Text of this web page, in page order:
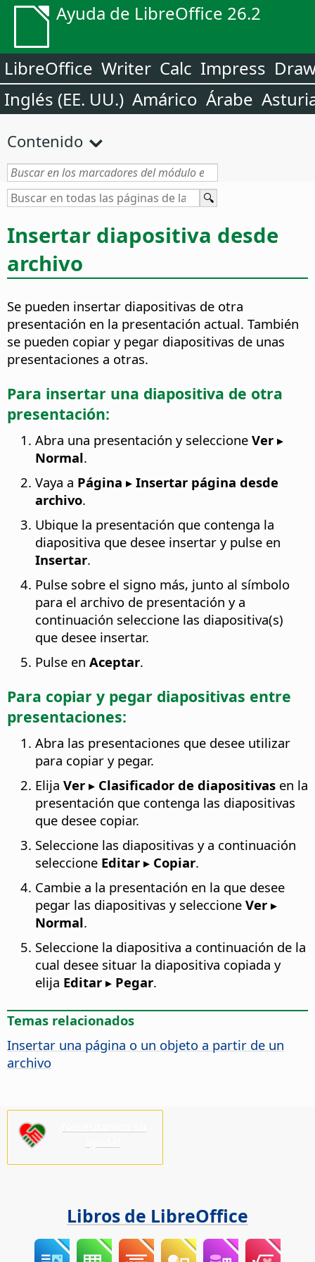
Ayuda de LibreOffice 26.2
LibreOffice Writer Calc Impress
Inglés (EE. UU.) Amárico Árabe
Contenido
Insertar diapositiva desde
archivo
Se pueden insertar diapositivas de otra
presentación en la presentación actual. También
se pueden copiar y pegar diapositivas de unas
presentaciones a otras.
Para insertar una diapositiva de otra
presentación:
Abra una presentación y seleccione Ver ▸
Normal.
Vaya a Página ▸ Insertar página desde
archivo.
Ubique la presentación que contenga la
diapositiva que desee insertar y pulse en
Insertar.
Pulse sobre el signo más, junto al símbolo
para el archivo de presentación y a
continuación seleccione las diapositiva(s)
que desee insertar.
Pulse en Aceptar.
Para copiar y pegar diapositivas entre
presentaciones:
Abra las presentaciones que desee utilizar
para copiar y pegar.
Elija Ver ▸ Clasificador de diapositivas en la
presentación que contenga las diapositivas
que desee copiar.
Seleccione las diapositivas y a continuación
seleccione Editar ▸ Copiar.
Cambie a la presentación en la que desee
pegar las diapositivas y seleccione Ver ▸
Normal.
Seleccione la diapositiva a continuación de la
cual desee situar la diapositiva copiada y
elija Editar ▸ Pegar.
Temas relacionados
Insertar una página o un objeto a partir de un
archivo
Libros de LibreOffice